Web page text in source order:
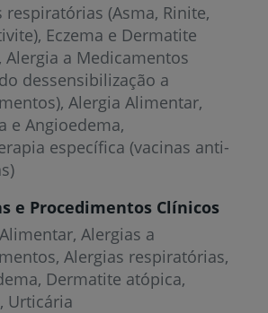
respiratórias (Asma, Rinite,
Eczema e Dermatite
Alergia a Medicamentos
dessensibilização a
Alergia Alimentar,
e Angioedema,
específica (vacinas anti-
e Procedimentos Clínicos
Alergias a
Alergias respiratórias
Dermatite atópica
Urticária